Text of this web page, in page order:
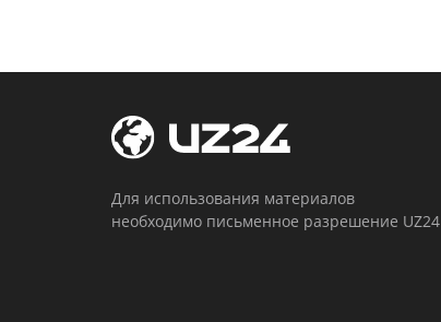
Для использования материалов
необходимо письменное разрешение UZ24